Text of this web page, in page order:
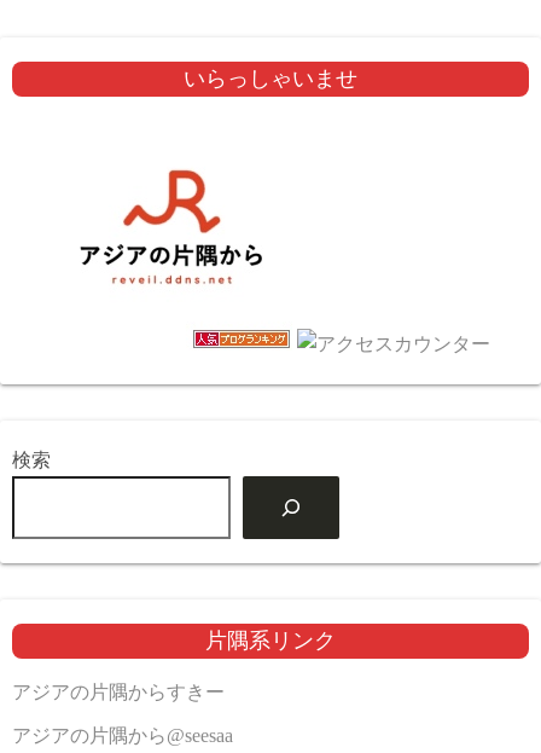
いらっしゃいませ
検索
片隅系リンク
アジアの片隅からすきー
アジアの片隅から@seesaa